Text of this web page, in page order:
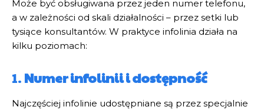
Może być obsługiwana przez jeden numer telefonu,
a w zależności od skali działalności – przez setki lub
tysiące konsultantów. W praktyce infolinia działa na
kilku poziomach:
1. Numer infolinii i dostępność
Najczęściej infolinie udostępniane są przez specjalnie